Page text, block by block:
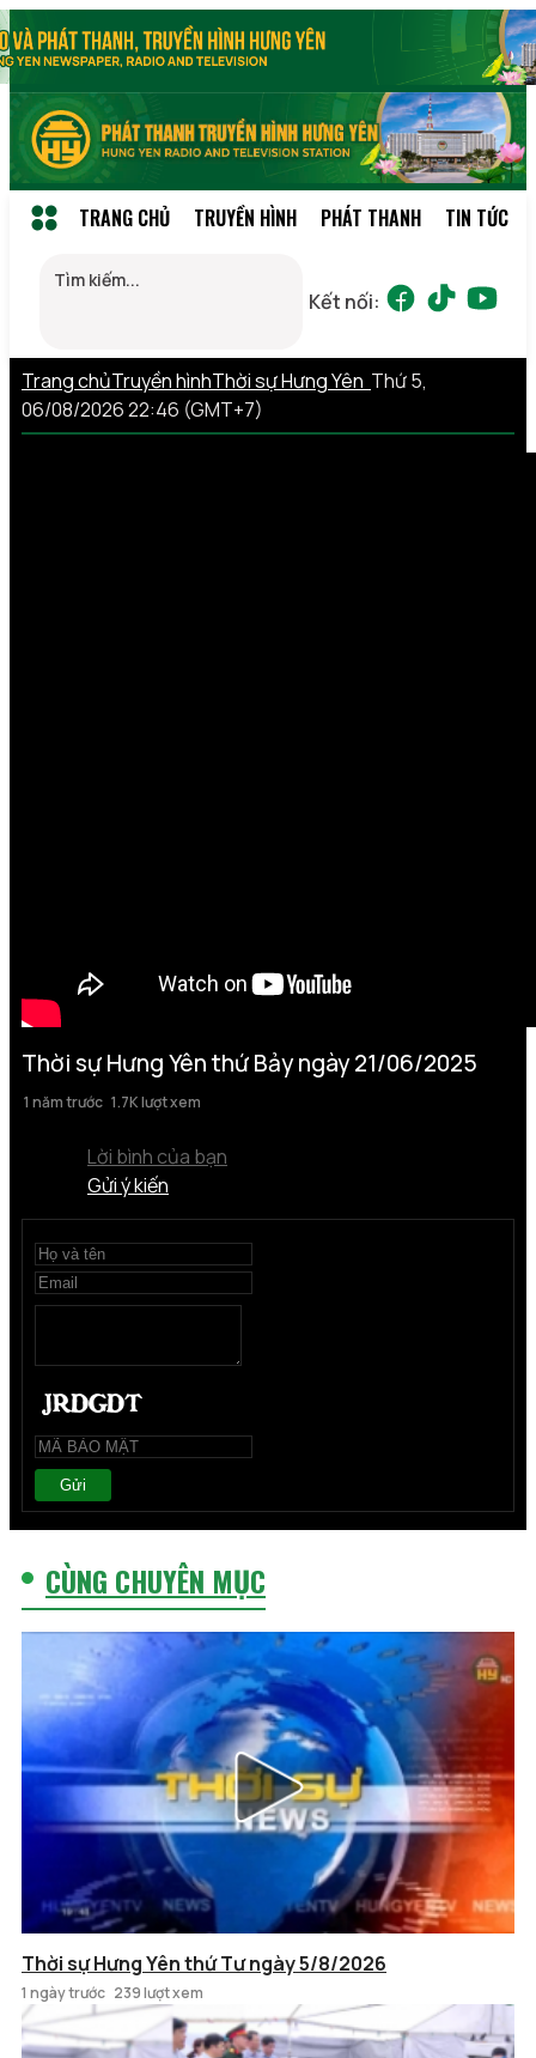
TRANG CHỦ TRUYỀN HÌNH PHÁT THANH TIN TỨC
Kết nối:
Trang chủTruyền hìnhThời sự Hưng Yên Thứ 5,
06/08/2026 22:46 (GMT+7)
Thời sự Hưng Yên thứ Bảy ngày 21/06/2025
1 năm trước 1.7K lượt xem
Lời bình của bạn
Gửi ý kiến
Gửi
CÙNG CHUYÊN MỤC
Thời sự Hưng Yên thứ Tư ngày 5/8/2026
1 ngày trước 239 lượt xem